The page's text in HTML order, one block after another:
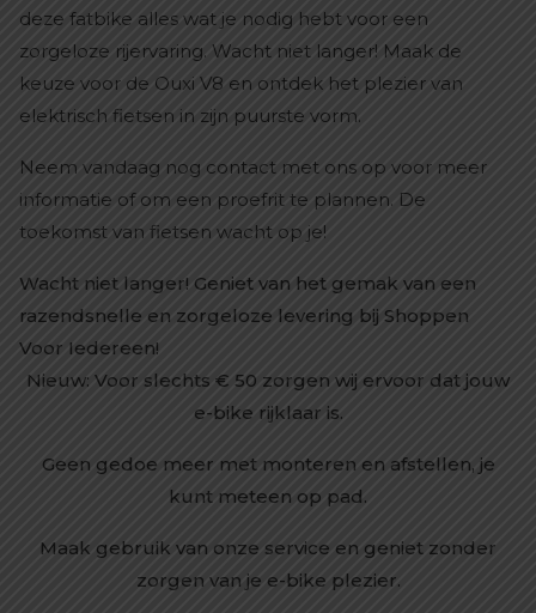
deze fatbike alles wat je nodig hebt voor een
zorgeloze rijervaring. Wacht niet langer! Maak de
keuze voor de Ouxi V8 en ontdek het plezier van
elektrisch fietsen in zijn puurste vorm.
Neem vandaag nog contact met ons op voor meer
informatie of om een proefrit te plannen. De
toekomst van fietsen wacht op je!
Wacht niet langer! Geniet van het gemak van een
razendsnelle en zorgeloze levering bij Shoppen
Voor Iedereen!
Nieuw: Voor slechts € 50 zorgen wij ervoor dat jouw
e-bike rijklaar is.
Geen gedoe meer met monteren en afstellen, je
kunt meteen op pad.
Maak gebruik van onze service en geniet zonder
zorgen van je e-bike plezier.